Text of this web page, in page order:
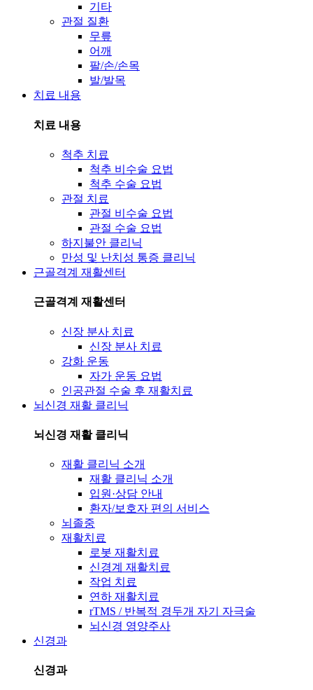
기타
관절 질환
무릎
어깨
팔/손/손목
발/발목
치료 내용
치료 내용
척추 치료
척추 비수술 요법
척추 수술 요법
관절 치료
관절 비수술 요법
관절 수술 요법
하지불안 클리닉
만성 및 난치성 통증 클리닉
근골격계 재활센터
근골격계 재활센터
신장 분사 치료
신장 분사 치료
강화 운동
자가 운동 요법
인공관절 수술 후 재활치료
뇌신경 재활 클리닉
뇌신경 재활 클리닉
재활 클리닉 소개
재활 클리닉 소개
입원·상담 안내
환자/보호자 편의 서비스
뇌졸중
재활치료
로봇 재활치료
신경계 재활치료
작업 치료
연하 재활치료
rTMS / 반복적 경두개 자기 자극술
뇌신경 영양주사
신경과
신경과